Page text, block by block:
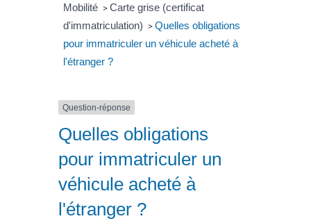
Mobilité > Carte grise (certificat
d'immatriculation) > Quelles obligations
pour immatriculer un véhicule acheté à
l'étranger ?
Question-réponse
Quelles obligations
pour immatriculer un
véhicule acheté à
l'étranger ?